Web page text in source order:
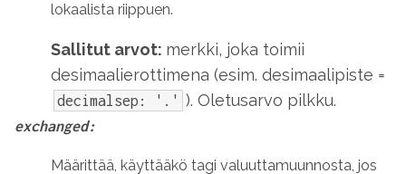
lokaalista riippuen.
Sallitut arvot: merkki, joka toimii
desimaalierottimena (esim. desimaalipiste =
decimalsep: '.' ). Oletusarvo pilkku.
exchanged:
Määrittää, käyttääkö tagi valuuttamuunnosta, jos